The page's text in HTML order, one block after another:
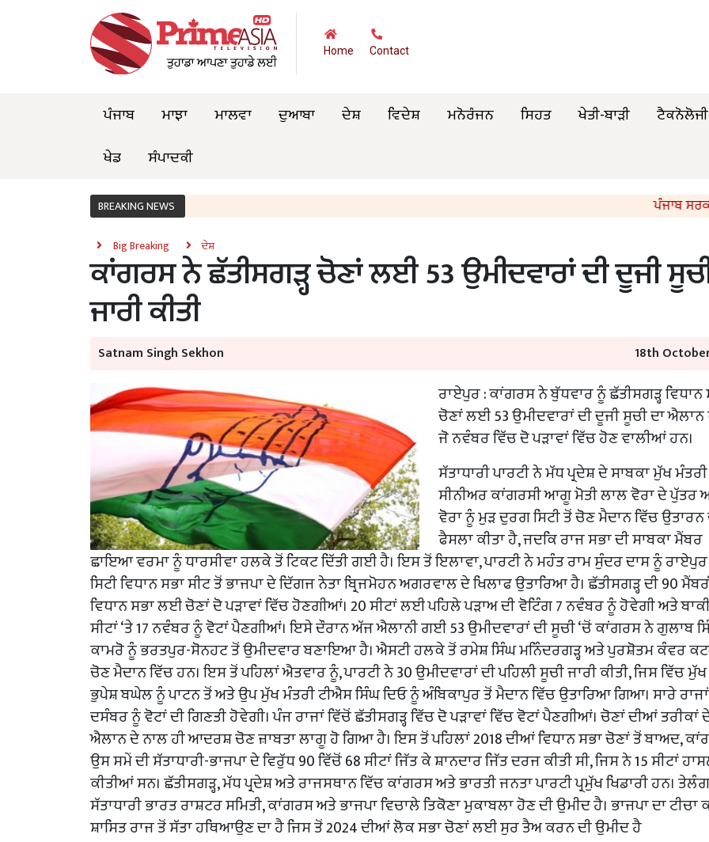
Home Contact
ਪੰਜਾਬ ਮਾਝਾ ਮਾਲਵਾ ਦੁਆਬਾ ਦੇਸ਼ ਵਿਦੇਸ਼ ਮਨੋਰੰਜਨ ਸਿਹਤ ਖੇਤੀ-ਬਾੜੀ ਟੈਕਨੋਲੋਜੀ
ਖੇਡ
ਸੰਪਾਦਕੀ
BREAKING NEWS ਪੰਜਾਬ ਸਰਕਾਰ
Big Breaking ਦੇਸ਼
ਕਾਂਗਰਸ ਨੇ ਛੱਤੀਸਗੜ੍ਹ ਚੋਣਾਂ ਲਈ 53 ਉਮੀਦਵਾਰਾਂ ਦੀ ਦੂਜੀ
ਜਾਰੀ ਕੀਤੀ
Satnam Singh Sekhon 18th
ਰਾਏਪੁਰ : ਕਾਂਗਰਸ ਨੇ ਬੁੱਧਵਾਰ ਨੂੰ ਛੱਤੀਸਗੜ੍ਹ ਵਿਧਾਨ
ਚੋਣਾਂ ਲਈ 53 ਉਮੀਦਵਾਰਾਂ ਦੀ ਦੂਜੀ ਸੂਚੀ ਦਾ ਐਲਾਨ
ਜੋ ਨਵੰਬਰ ਵਿੱਚ ਦੋ ਪੜਾਵਾਂ ਵਿੱਚ ਹੋਣ ਵਾਲੀਆਂ ਹਨ।
ਸੱਤਾਧਾਰੀ ਪਾਰਟੀ ਨੇ ਮੱਧ ਪ੍ਰਦੇਸ਼ ਦੇ ਸਾਬਕਾ ਮੁੱਖ
ਸੀਨੀਅਰ ਕਾਂਗਰਸੀ ਆਗੂ ਮੋਤੀ ਲਾਲ ਵੋਰਾ ਦੇ ਪੁੱਤਰ
ਵੋਰਾ ਨੂੰ ਮੁੜ ਦੁਰਗ ਸਿਟੀ ਤੋਂ ਚੋਣ ਮੈਦਾਨ ਵਿੱਚ ਉਤਾਰਨ
ਫੈਸਲਾ ਕੀਤਾ ਹੈ, ਜਦਕਿ ਰਾਜ ਸਭਾ ਦੀ ਸਾਬਕਾ ਮੈਂਬਰ
ਛਾਇਆ ਵਰਮਾ ਨੂੰ ਧਾਰਸੀਵਾ ਹਲਕੇ ਤੋਂ ਟਿਕਟ ਦਿੱਤੀ ਗਈ ਹੈ। ਇਸ ਤੋਂ ਇਲਾਵਾ, ਪਾਰਟੀ ਨੇ ਮਹੰਤ ਰਾਮ ਸੁੰਦਰ ਦਾਸ ਨੂੰ
ਸਿਟੀ ਵਿਧਾਨ ਸਭਾ ਸੀਟ ਤੋਂ ਭਾਜਪਾ ਦੇ ਦਿੱਗਜ ਨੇਤਾ ਬ੍ਰਿਜਮੋਹਨ ਅਗਰਵਾਲ ਦੇ ਖਿਲਾਫ ਉਤਾਰਿਆ ਹੈ। ਛੱਤੀਸਗੜ੍ਹ ਦੀ 90
ਵਿਧਾਨ ਸਭਾ ਲਈ ਚੋਣਾਂ ਦੋ ਪੜਾਵਾਂ ਵਿੱਚ ਹੋਣਗੀਆਂ। 20 ਸੀਟਾਂ ਲਈ ਪਹਿਲੇ ਪੜਾਅ ਦੀ ਵੋਟਿੰਗ 7 ਨਵੰਬਰ ਨੂੰ ਹੋਵੇਗੀ ਅਤੇ
ਸੀਟਾਂ ‘ਤੇ 17 ਨਵੰਬਰ ਨੂੰ ਵੋਟਾਂ ਪੈਣਗੀਆਂ। ਇਸੇ ਦੌਰਾਨ ਅੱਜ ਐਲਾਨੀ ਗਈ 53 ਉਮੀਦਵਾਰਾਂ ਦੀ ਸੂਚੀ ‘ਚੋਂ ਕਾਂਗਰਸ ਨੇ ਗੁਲਾਬ
ਕਾਮਰੋ ਨੂੰ ਭਰਤਪੁਰ-ਸੋਨਹਟ ਤੋਂ ਉਮੀਦਵਾਰ ਬਣਾਇਆ ਹੈ। ਐਸਟੀ ਹਲਕੇ ਤੋਂ ਰਮੇਸ਼ ਸਿੰਘ ਮਨਿੰਦਰਗੜ੍ਹ ਅਤੇ ਪੁਰਸ਼ੋਤਮ ਕੰਵਰ
ਚੋਣ ਮੈਦਾਨ ਵਿੱਚ ਹਨ। ਇਸ ਤੋਂ ਪਹਿਲਾਂ ਐਤਵਾਰ ਨੂੰ, ਪਾਰਟੀ ਨੇ 30 ਉਮੀਦਵਾਰਾਂ ਦੀ ਪਹਿਲੀ ਸੂਚੀ ਜਾਰੀ ਕੀਤੀ, ਜਿਸ ਵਿੱਚ
ਭੁਪੇਸ਼ ਬਘੇਲ ਨੂੰ ਪਾਟਨ ਤੋਂ ਅਤੇ ਉਪ ਮੁੱਖ ਮੰਤਰੀ ਟੀਐਸ ਸਿੰਘ ਦਿਓ ਨੂੰ ਅੰਬਿਕਾਪੁਰ ਤੋਂ ਮੈਦਾਨ ਵਿੱਚ ਉਤਾਰਿਆ ਗਿਆ। ਸਾਰੇ
ਦਸੰਬਰ ਨੂੰ ਵੋਟਾਂ ਦੀ ਗਿਣਤੀ ਹੋਵੇਗੀ। ਪੰਜ ਰਾਜਾਂ ਵਿੱਚੋਂ ਛੱਤੀਸਗੜ੍ਹ ਵਿੱਚ ਦੋ ਪੜਾਵਾਂ ਵਿੱਚ ਵੋਟਾਂ ਪੈਣਗੀਆਂ। ਚੋਣਾਂ ਦੀਆਂ ਤਰੀਕਾਂ
ਐਲਾਨ ਦੇ ਨਾਲ ਹੀ ਆਦਰਸ਼ ਚੋਣ ਜ਼ਾਬਤਾ ਲਾਗੂ ਹੋ ਗਿਆ ਹੈ। ਇਸ ਤੋਂ ਪਹਿਲਾਂ 2018 ਦੀਆਂ ਵਿਧਾਨ ਸਭਾ ਚੋਣਾਂ ਤੋਂ ਬਾਅਦ,
ਉਸ ਸਮੇਂ ਦੀ ਸੱਤਾਧਾਰੀ-ਭਾਜਪਾ ਦੇ ਵਿਰੁੱਧ 90 ਵਿੱਚੋਂ 68 ਸੀਟਾਂ ਜਿੱਤ ਕੇ ਸ਼ਾਨਦਾਰ ਜਿੱਤ ਦਰਜ ਕੀਤੀ ਸੀ, ਜਿਸ ਨੇ 15 ਸੀਟਾਂ
ਕੀਤੀਆਂ ਸਨ। ਛੱਤੀਸਗੜ੍ਹ, ਮੱਧ ਪ੍ਰਦੇਸ਼ ਅਤੇ ਰਾਜਸਥਾਨ ਵਿੱਚ ਕਾਂਗਰਸ ਅਤੇ ਭਾਰਤੀ ਜਨਤਾ ਪਾਰਟੀ ਪ੍ਰਮੁੱਖ ਖਿਡਾਰੀ ਹਨ।
ਸੱਤਾਧਾਰੀ ਭਾਰਤ ਰਾਸ਼ਟਰ ਸਮਿਤੀ, ਕਾਂਗਰਸ ਅਤੇ ਭਾਜਪਾ ਵਿਚਾਲੇ ਤਿਕੋਣਾ ਮੁਕਾਬਲਾ ਹੋਣ ਦੀ ਉਮੀਦ ਹੈ। ਭਾਜਪਾ ਦਾ
ਸ਼ਾਸਿਤ ਰਾਜ ਤੋਂ ਸੱਤਾ ਹਥਿਆਉਣ ਦਾ ਹੈ ਜਿਸ ਤੋਂ 2024 ਦੀਆਂ ਲੋਕ ਸਭਾ ਚੋਣਾਂ ਲਈ ਸੁਰ ਤੈਅ ਕਰਨ ਦੀ ਉਮੀਦ ਹੈ